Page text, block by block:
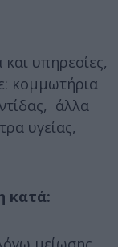
υπηρεσίες,
κομμωτήρια
άλλα
υγείας,
κατά: